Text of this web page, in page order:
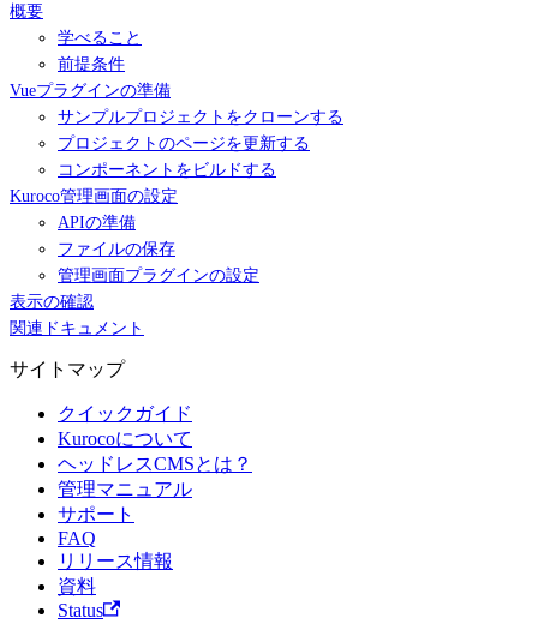
概要
学べること
前提条件
Vueプラグインの準備
サンプルプロジェクトをクローンする
プロジェクトのページを更新する
コンポーネントをビルドする
Kuroco管理画面の設定
APIの準備
ファイルの保存
管理画面プラグインの設定
表示の確認
関連ドキュメント
サイトマップ
クイックガイド
Kurocoについて
ヘッドレスCMSとは？
管理マニュアル
サポート
FAQ
リリース情報
資料
Status